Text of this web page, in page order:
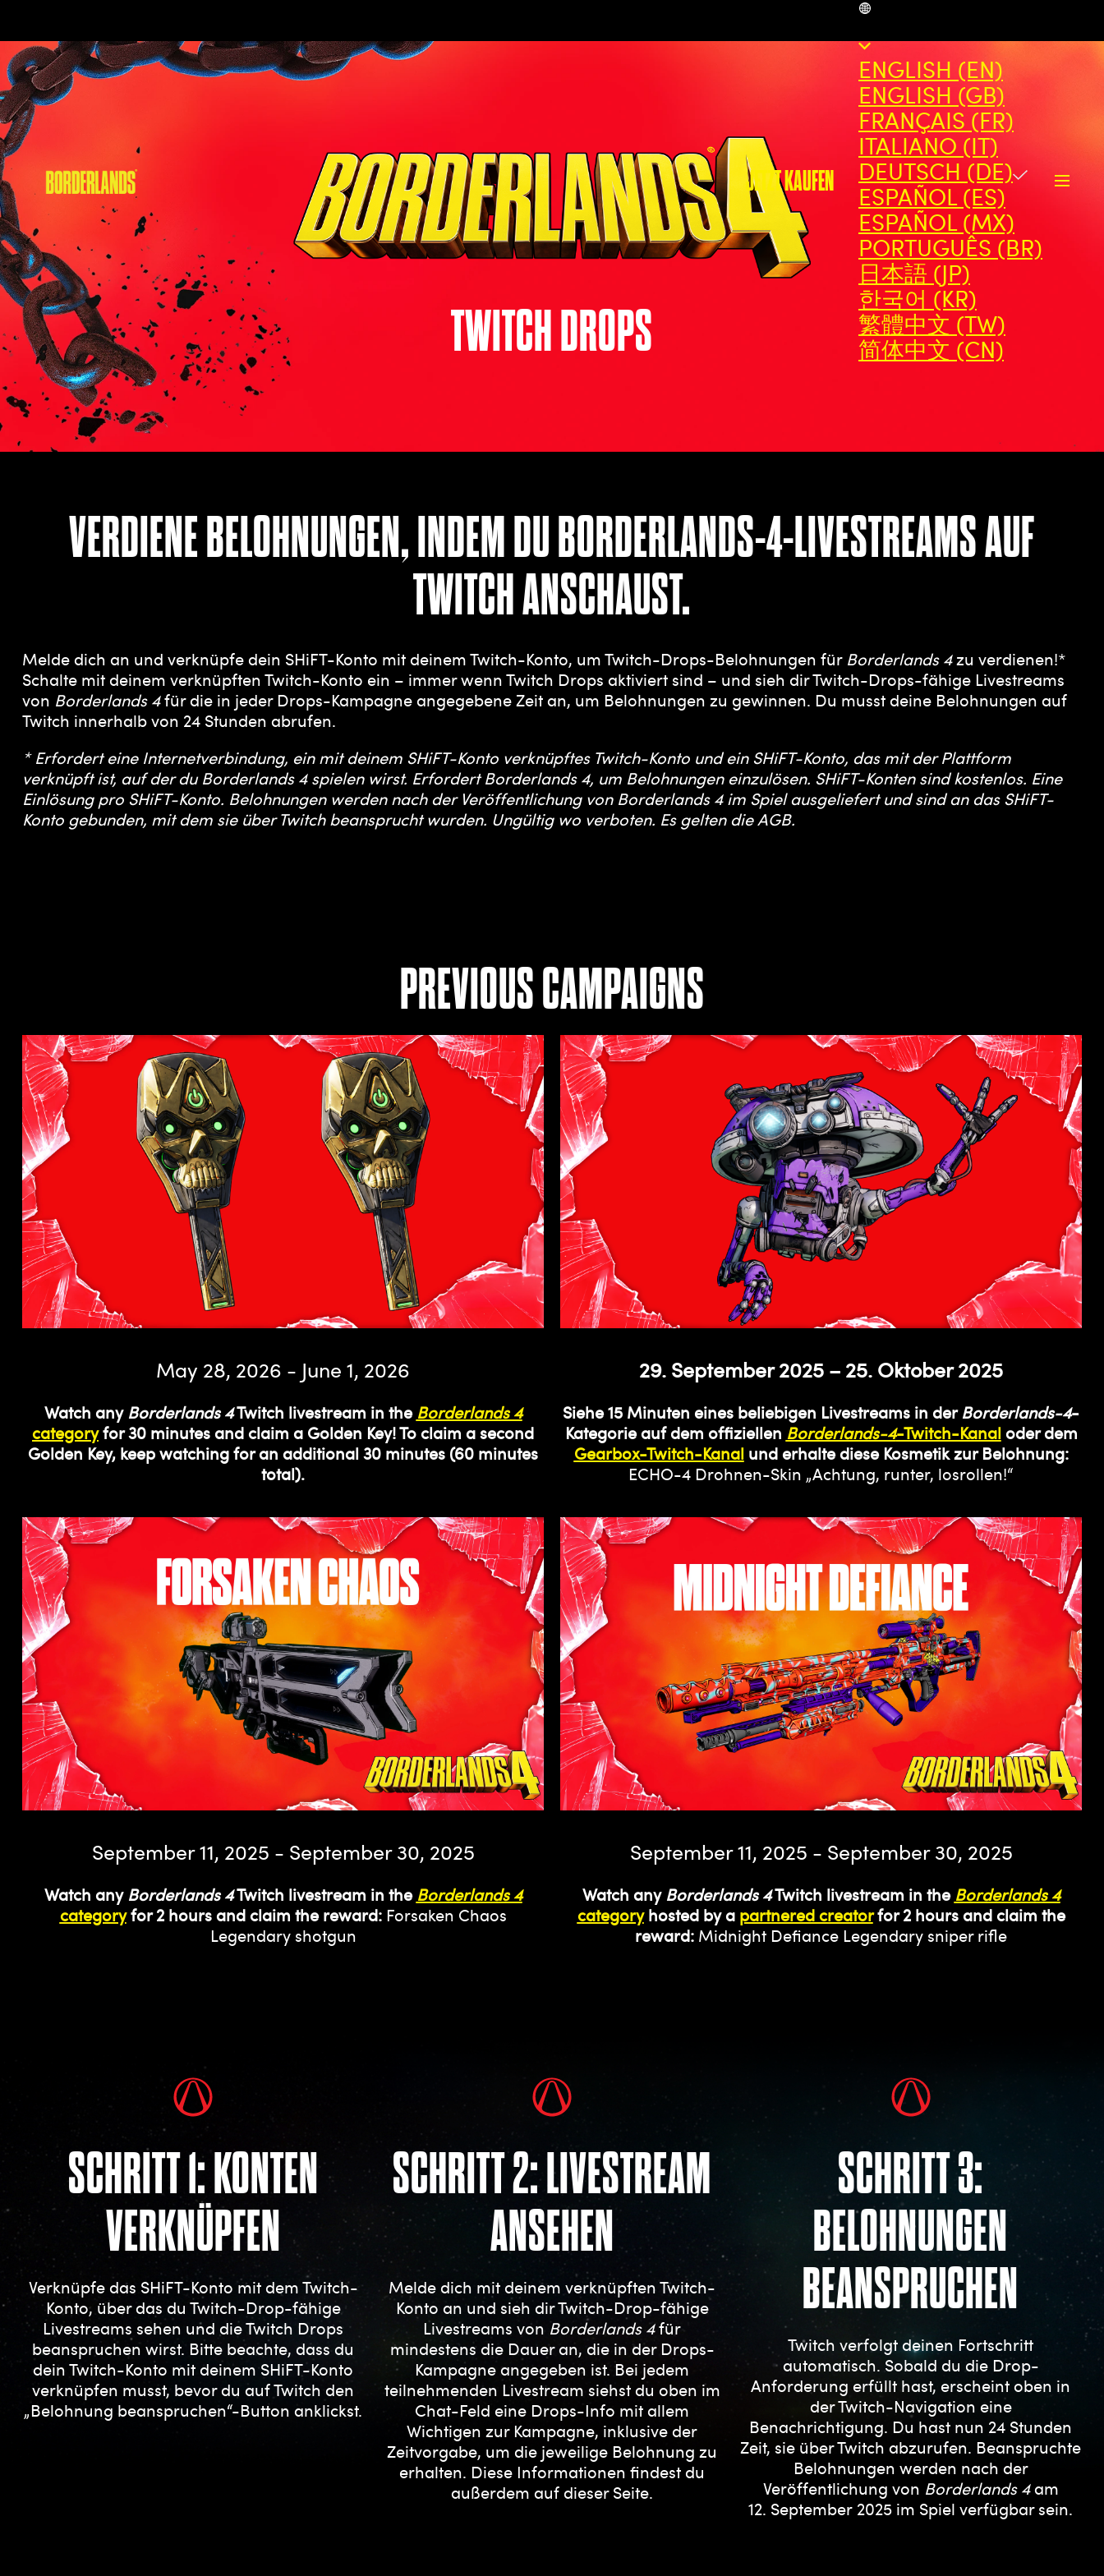
JETZT KAUFEN
ENGLISH (EN)
ENGLISH (GB)
FRANÇAIS (FR)
ITALIANO (IT)
DEUTSCH (DE)
ESPAÑOL (ES)
ESPAÑOL (MX)
PORTUGUÊS (BR)
日本語 (JP)
한국어 (KR)
繁體中文 (TW)
简体中文 (CN)
TWITCH DROPS
VERDIENE BELOHNUNGEN, INDEM DU BORDERLANDS-4-LIVESTREAMS AUF
TWITCH ANSCHAUST.
Melde dich an und verknüpfe dein SHiFT-Konto mit deinem Twitch-Konto, um Twitch-Drops-Belohnungen für Borderlands 4zu verdienen!*
Schalte mit deinem verknüpften Twitch-Konto ein – immer wenn Twitch Drops aktiviert sind – und sieh dir Twitch-Drops-fähige Livestreams
von Borderlands 4für die in jeder Drops-Kampagne angegebene Zeit an, um Belohnungen zu gewinnen. Du musst deine Belohnungen auf
Twitch innerhalb von 24 Stunden abrufen.
* Erfordert eine Internetverbindung, ein mit deinem SHiFT-Konto verknüpftes Twitch-Konto und ein SHiFT-Konto, das mit der Plattform
verknüpft ist, auf der du Borderlands 4 spielen wirst. Erfordert Borderlands 4, um Belohnungen einzulösen. SHiFT-Konten sind kostenlos. Eine
Einlösung pro SHiFT-Konto. Belohnungen werden nach der Veröffentlichung von Borderlands 4 im Spiel ausgeliefert und sind an das SHiFT-
Konto gebunden, mit dem sie über Twitch beansprucht wurden. Ungültig wo verboten. Es gelten die AGB.
PREVIOUS CAMPAIGNS
May 28, 2026 - June 1, 2026
Watch any Borderlands 4Twitch livestream in the Borderlands 4
categoryfor 30 minutes and claim a Golden Key! To claim a second
Golden Key, keep watching for an additional 30 minutes (60 minutes
total).
29. September 2025 – 25. Oktober 2025
Siehe 15 Minuten eines beliebigen Livestreams in derBorderlands-4-
Kategorie auf dem offiziellen Borderlands-4-Twitch-Kanal oder dem
Gearbox-Twitch-Kanal und erhalte diese Kosmetik zur Belohnung:
ECHO-4 Drohnen-Skin „Achtung, runter, losrollen!“
September 11, 2025 - September 30, 2025
Watch any Borderlands 4Twitch livestream in the Borderlands 4
categoryfor 2 hours and claim the reward:Forsaken Chaos
Legendary shotgun
September 11, 2025 - September 30, 2025
Watch any Borderlands 4Twitch livestream in the Borderlands 4
categoryhosted by a partnered creatorfor 2 hours and claim the
reward: Midnight Defiance Legendary sniper rifle
SCHRITT 1: KONTEN
VERKNÜPFEN
Verknüpfe das SHiFT-Konto mit dem Twitch-
Konto, über das du Twitch-Drop-fähige
Livestreams sehen und die Twitch Drops
beanspruchen wirst. Bitte beachte, dass du
dein Twitch-Konto mit deinem SHiFT-Konto
verknüpfen musst, bevor du auf Twitch den
„Belohnung beanspruchen“-Button anklickst.
SCHRITT 2: LIVESTREAM
ANSEHEN
Melde dich mit deinem verknüpften Twitch-
Konto an und sieh dir Twitch-Drop-fähige
Livestreams von Borderlands 4für
mindestens die Dauer an, die in der Drops-
Kampagne angegeben ist. Bei jedem
teilnehmenden Livestream siehst du oben im
Chat-Feld eine Drops-Info mit allem
Wichtigen zur Kampagne, inklusive der
Zeitvorgabe, um die jeweilige Belohnung zu
erhalten. Diese Informationen findest du
außerdem auf dieser Seite.
SCHRITT 3:
BELOHNUNGEN
BEANSPRUCHEN
Twitch verfolgt deinen Fortschritt
automatisch. Sobald du die Drop-
Anforderung erfüllt hast, erscheint oben in
der Twitch-Navigation eine
Benachrichtigung. Du hast nun 24 Stunden
Zeit, sie über Twitch abzurufen. Beanspruchte
Belohnungen werden nach der
Veröffentlichung von Borderlands 4am
12. September 2025 im Spiel verfügbar sein.